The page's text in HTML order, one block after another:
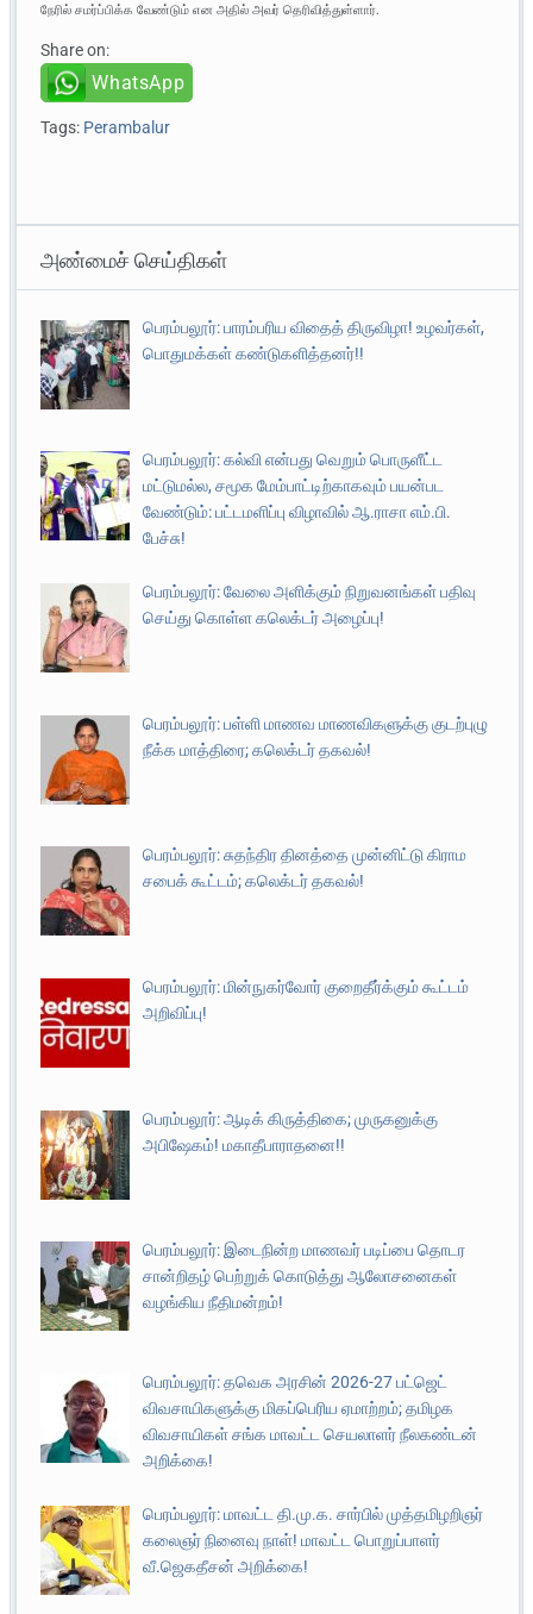
நேரில் சமர்ப்பிக்க வேண்டும் என அதில் அவர் தெரிவித்துள்ளார்.
Share on:
WhatsApp
Tags: Perambalur
அண்மைச் செய்திகள்
பெரம்பலூர்: பாரம்பரிய விதைத் திருவிழா! உழவர்கள்,
பொதுமக்கள் கண்டுகளித்தனர்!!
பெரம்பலூர்: கல்வி என்பது வெறும் பொருளீட்ட
மட்டுமல்ல, சமூக மேம்பாட்டிற்காகவும் பயன்பட
வேண்டும்: பட்டமளிப்பு விழாவில் ஆ.ராசா எம்.பி.
பேச்சு!
பெரம்பலூர்: வேலை அளிக்கும் நிறுவனங்கள் பதிவு
செய்து கொள்ள கலெக்டர் அழைப்பு!
பெரம்பலூர்: பள்ளி மாணவ மாணவிகளுக்கு குடற்புழு
நீக்க மாத்திரை; கலெக்டர் தகவல்!
பெரம்பலூர்: சுதந்திர தினத்தை முன்னிட்டு கிராம
சபைக் கூட்டம்; கலெக்டர் தகவல்!
பெரம்பலூர்: மின்நுகர்வோர் குறைதீர்க்கும் கூட்டம்
அறிவிப்பு!
பெரம்பலூர்: ஆடிக் கிருத்திகை; முருகனுக்கு
அபிஷேகம்! மகாதீபாராதனை!!
பெரம்பலூர்: இடைநின்ற மாணவர் படிப்பை தொடர
சான்றிதழ் பெற்றுக் கொடுத்து ஆலோசனைகள்
வழங்கிய நீதிமன்றம்!
பெரம்பலூர்: தவெக அரசின் 2026-27 பட்ஜெட்
விவசாயிகளுக்கு மிகப்பெரிய ஏமாற்றம்; தமிழக
விவசாயிகள் சங்க மாவட்ட செயலாளர் நீலகண்டன்
அறிக்கை!
பெரம்பலூர்: மாவட்ட தி.மு.க. சார்பில் முத்தமிழறிஞர்
கலைஞர் நினைவு நாள்! மாவட்ட பொறுப்பாளர்
வீ.ஜெகதீசன் அறிக்கை!